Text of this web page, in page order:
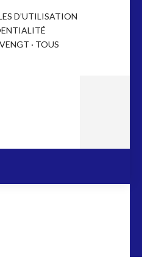
D’UTILISATION
· TOUS